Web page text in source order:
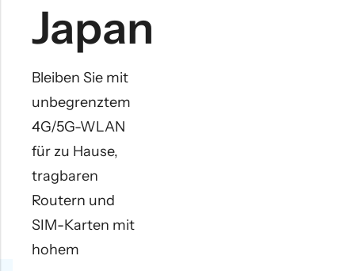
erhalten
möchten,
versenden wir in
ausgewählte
Länder. Weitere
Informationen
finden Sie in den
FAQs. Bitte
bestellen Sie
mindestens 21
Japan
Bleiben Sie mit
unbegrenztem
4G/5G-WLAN
für zu Hause,
tragbaren
Routern und
SIM-Karten mit
hohem